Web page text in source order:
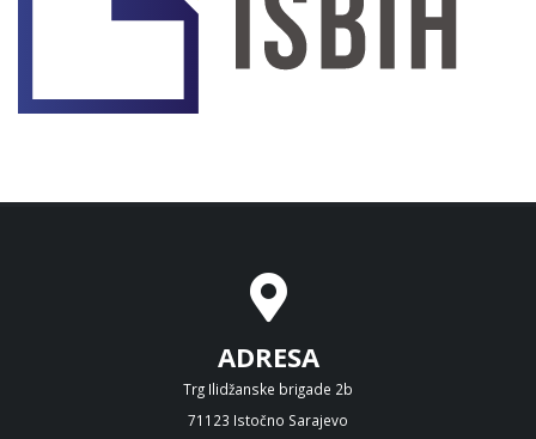
ADRESA
Trg Ilidžanske brigade 2b
71123 Istočno Sarajevo